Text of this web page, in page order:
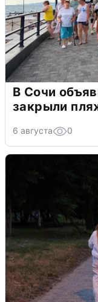
В Сочи
закрыли
6 августа 0